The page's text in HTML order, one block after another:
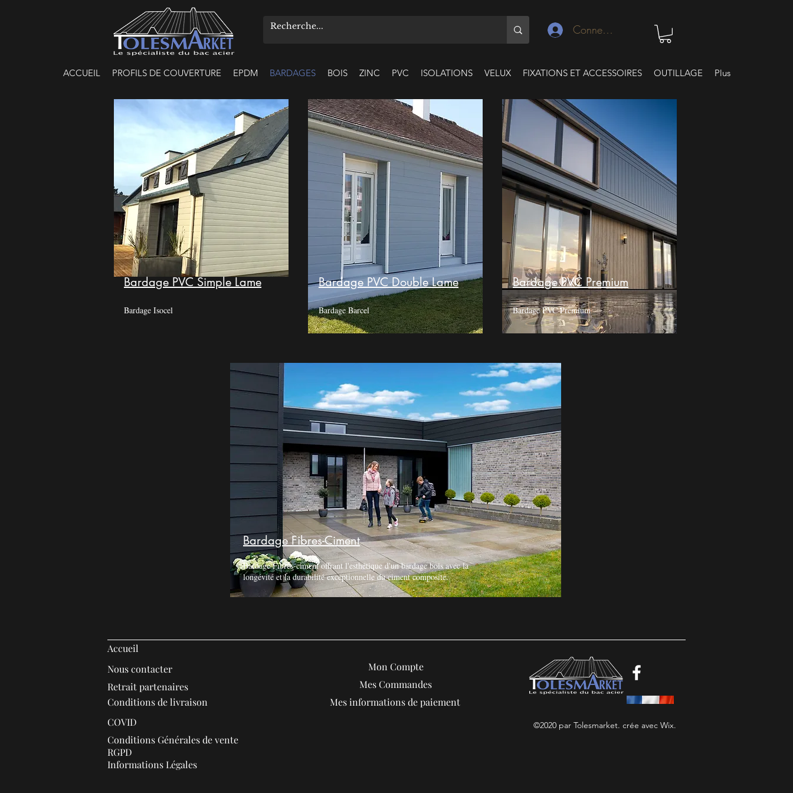
Connexion
ACCUEIL PROFILS DE COUVERTURE EPDM BARDAGES BOIS ZINC PVC ISOLATIONS VELUX FIXATIONS ET ACCESSOIRES OUTILLAGE Plus
Bardage PVC Simple Lame
Bardage Isocel
Bardage PVC Double Lame
Bardage Barcel
Bardage PVC Premium
Bardage PVC Premium
Bardage Fibres-Ciment
Bardage Fibres-ciment offrant l'esthétique d'un bardage bois avec la
longévité et la durabilité exceptionnelle du ciment composite.
Accueil
Nous contacter
Retrait partenaires
Conditions de livraison
Mon Compte
Mes Commandes
Mes informations de paiement
COVID
©2020 par Tolesmarket. crée avec Wix.
Conditions Générales de vente
RGPD
Informations Légales